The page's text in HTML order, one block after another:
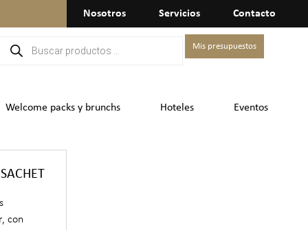
Nosotros Servicios Contacto
Mis presupuestos
Welcome packs y brunchs Hoteles Eventos
con